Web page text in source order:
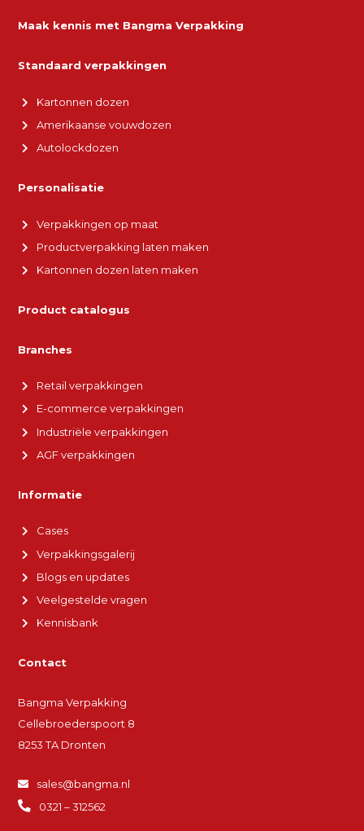
Maak kennis met Bangma Verpakking
Standaard verpakkingen
Kartonnen dozen
Amerikaanse vouwdozen
Autolockdozen
Personalisatie
Verpakkingen op maat
Productverpakking laten maken
Kartonnen dozen laten maken
Product catalogus
Branches
Retail verpakkingen
E-commerce verpakkingen
Industriële verpakkingen
AGF verpakkingen
Informatie
Cases
Verpakkingsgalerij
Blogs en updates
Veelgestelde vragen
Kennisbank
Contact
Bangma Verpakking
Cellebroederspoort 8
8253 TA Dronten
sales@bangma.nl
0321 – 312562